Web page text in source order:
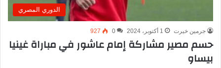
الدوري المصري
جرمين خيرت 1 أكتوبر، 2024 0
927
حسم مصير مشاركة إمام عاشور في مباراة غينيا
بيساو